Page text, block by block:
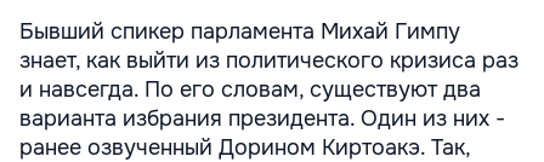
Бывший спикер парламента Михай Гимпу
знает, как выйти из политического кризиса раз
и навсегда. По его словам, существуют два
варианта избрания президента. Один из них -
ранее озвученный Дорином Киртоакэ. Так,